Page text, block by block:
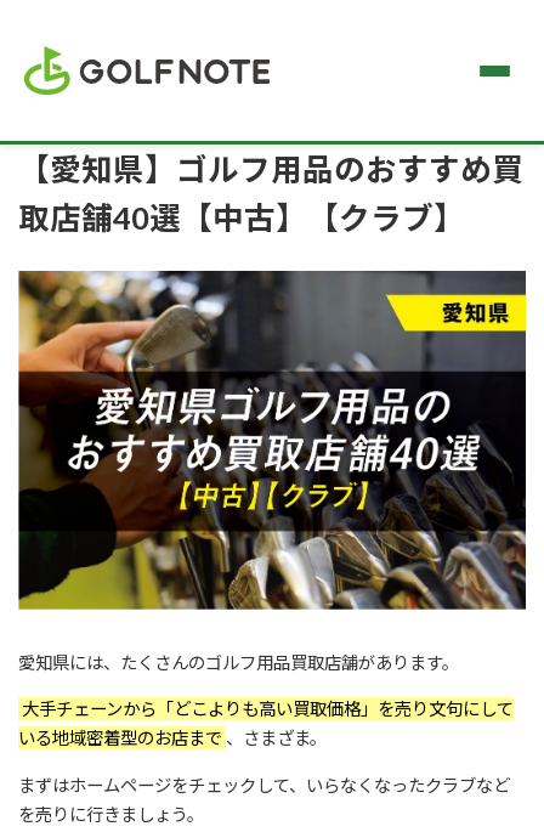
【愛知県】ゴルフ用品のおすすめ買
取店舗40選【中古】【クラブ】
愛知県には、たくさんのゴルフ用品買取店舗があります。
大手チェーンから「どこよりも高い買取価格」を売り文句にして
いる地域密着型のお店まで 、さまざま。
まずはホームページをチェックして、いらなくなったクラブなど
を売りに行きましょう。